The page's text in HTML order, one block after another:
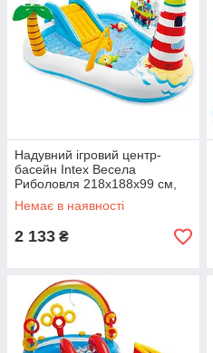
Надувний ігровий центр-
басейн Intex Весела
Риболовля 218х188х99 см,
розприскувач, гірка, шаріки , з
надувною вудочкою, 2 риби
Немає в наявності
2 133 ₴